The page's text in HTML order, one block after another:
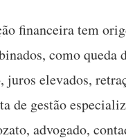
financeira tem
como queda
juros elevados,
de gestão
advogado,